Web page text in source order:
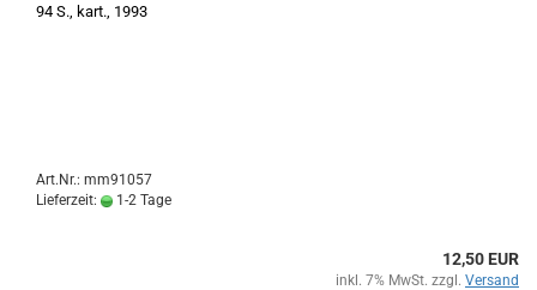
94 S., kart., 1993
Art.Nr.: mm91057
Lieferzeit:
1-2 Tage
12,50 EUR
inkl. 7% MwSt. zzgl. Versand